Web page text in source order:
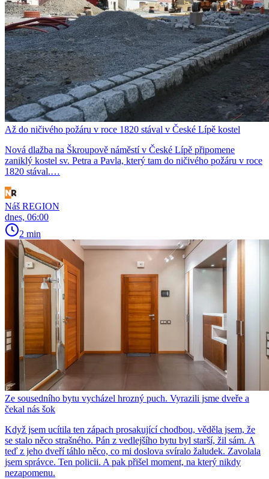
Až do ničivého požáru v roce 1820 stával v České Lípě kostel
Nová dlažba na Škroupově náměstí v České Lípě připomene
zaniklý kostel sv. Petra a Pavla, který tam do ničivého požáru v roce
1820 stával.…
Náš REGION
dnes, 06:00
2 min
Ze sousedního bytu vycházel hrozný puch. Vyrazili jsme dveře a
čekal nás šok
Když jsem ucítila ten zápach prosakující chodbou, věděla jsem, že
se stalo něco strašného. Pán z vedlejšího bytu byl starší, žil sám. A
teď z jeho dveří táhlo něco, co mi doslova svíralo žaludek. Zavolala
jsem správce. Ten policii. A pak přišel moment, na který nikdy
nezapomenu.